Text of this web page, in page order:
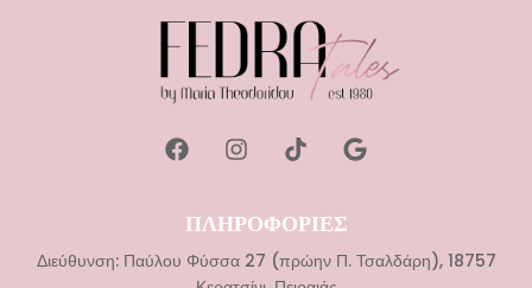
ΠΛΗΡΟΦΟΡΙΕΣ
Διεύθυνση: Παύλου Φύσσα 27 (πρώην Π. Τσαλδάρη), 18757